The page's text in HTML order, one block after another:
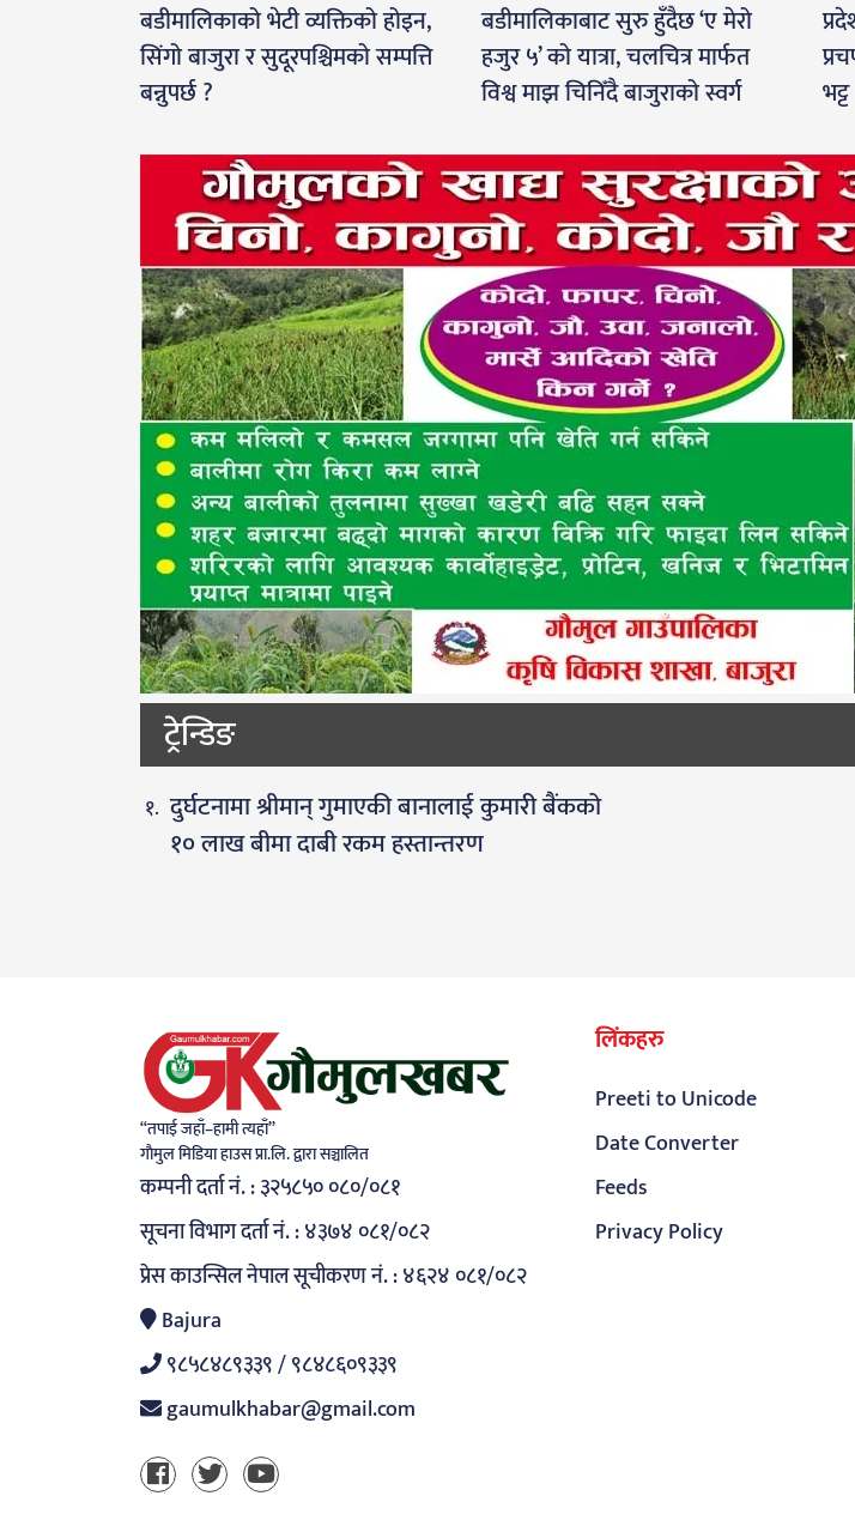
बडीमालिकाको भेटी व्यक्तिको होइन,
सिंगो बाजुरा र सुदूरपश्चिमको सम्पत्ति
बन्नुपर्छ ?
बडीमालिकाबाट सुरु हुँदैछ ‘ए मेरो
हजुर ५’ को यात्रा, चलचित्र मार्फत
विश्व माझ चिनिँदै बाजुराको स्वर्ग
भट्ट
ट्रेन्डिङ
दुर्घटनामा श्रीमान् गुमाएकी बानालाई कुमारी बैंकको
१० लाख बीमा दाबी रकम हस्तान्तरण
“तपाई जहाँ–हामी त्यहाँ”
गाैमुल मिडिया हाउस प्रा.लि. द्वारा सञ्चालित
कम्पनी दर्ता नं. : ३२५८५० ०८०/०८१
सूचना विभाग दर्ता नं. : ४३७४ ०८१/०८२
प्रेस काउन्सिल नेपाल सूचीकरण नं. : ४६२४ ०८१/०८२
Bajura
९८५८४८९३३९ / ९८४८६०९३३९
gaumulkhabar@gmail.com
लिंकहरु
Preeti to Unicode
Date Converter
Feeds
Privacy Policy